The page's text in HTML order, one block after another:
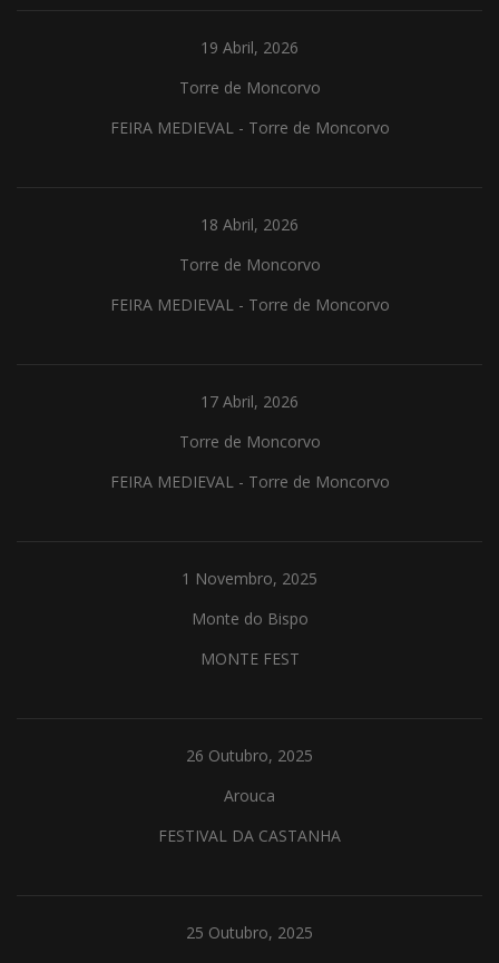
19 Abril, 2026
Torre de Moncorvo
FEIRA MEDIEVAL - Torre de Moncorvo
18 Abril, 2026
Torre de Moncorvo
FEIRA MEDIEVAL - Torre de Moncorvo
17 Abril, 2026
Torre de Moncorvo
FEIRA MEDIEVAL - Torre de Moncorvo
1 Novembro, 2025
Monte do Bispo
MONTE FEST
26 Outubro, 2025
Arouca
FESTIVAL DA CASTANHA
25 Outubro, 2025